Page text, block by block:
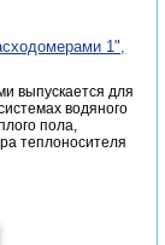
1",
выпускается для
водяного
пола,
теплоносителя